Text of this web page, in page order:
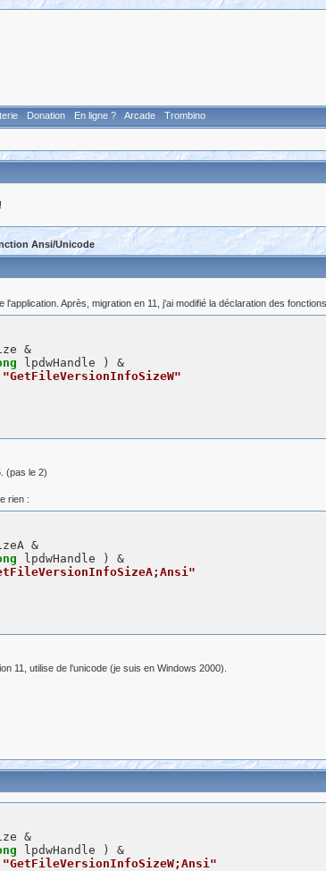
Donation En ligne ? Arcade Trombino
Ansi/Unicode
Après, migration en 11, j'ai modifié la déclaration des
&
lpdwHandle ) &
"GetFileVersionInfoSizeW"
(pas le 2)
rien :
&
11, utilise de l'unicode (je suis en Windows 2000).
&
lpdwHandle ) &
"GetFileVersionInfoSizeW;Ansi"